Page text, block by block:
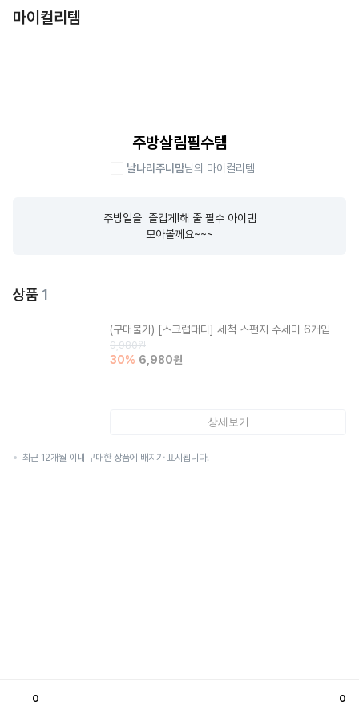
마이컬리템
주방살림필수템
날나리주니맘님의 마이컬리템
주방일을  즐겁게!해 줄 필수 아이템
모아볼께요~~~
상품 1
(구매불가) [스크럽대디] 세척 스펀지 수세미 6개입
9,980원
30% 6,980원
상세보기
최근 12개월 이내 구매한 상품에 배지가 표시됩니다.
0 0